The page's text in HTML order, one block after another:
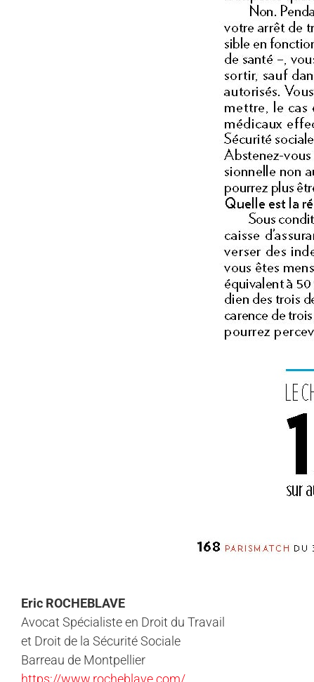
Eric ROCHEBLAVE
Avocat Spécialiste en Droit du Travail
et Droit de la Sécurité Sociale
Barreau de Montpellier
https://www.rocheblave.com/